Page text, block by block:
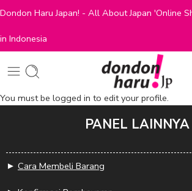
Dondon Haru Japan! - All About Japan 'Online
in Indonesia
You must be logged in to edit your profile.
PANEL LAINNYA
► Cara Membeli Barang